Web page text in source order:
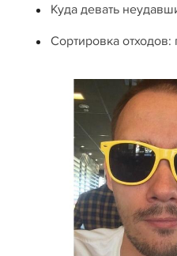
Куда девать
Сортировка